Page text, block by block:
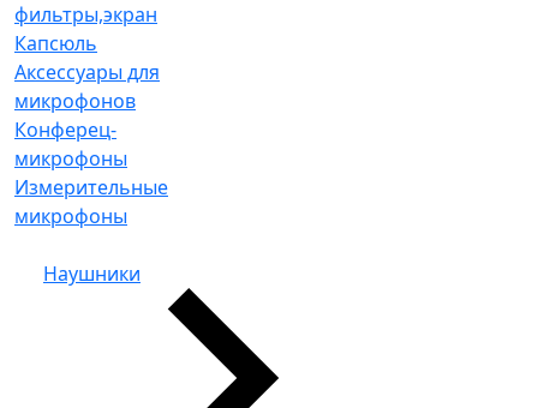
фильтры,экран
Капсюль
Аксессуары для
микрофонов
Конферец-
микрофоны
Измерительные
микрофоны
Наушники